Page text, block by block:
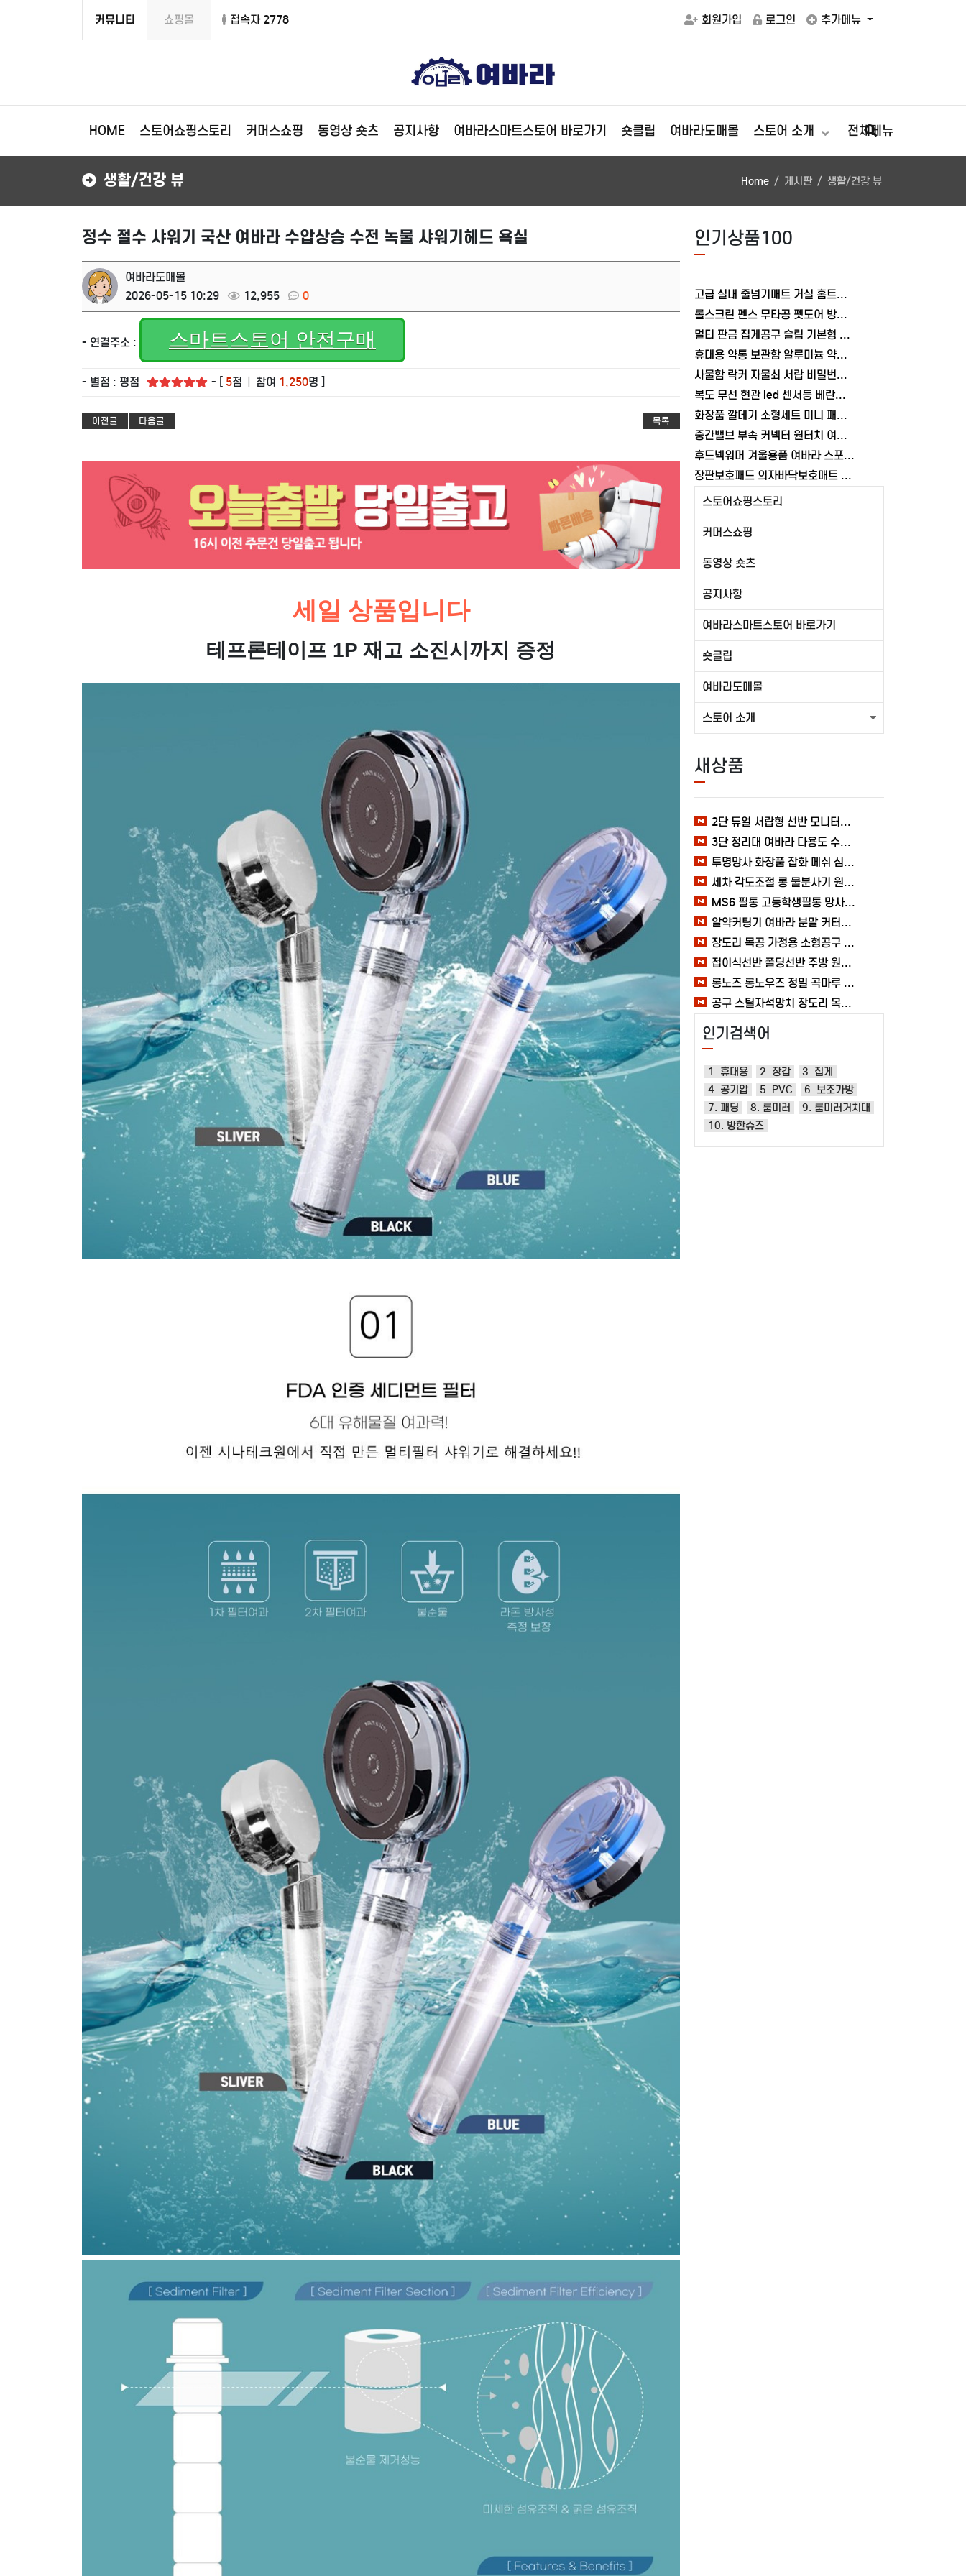
커뮤니티 쇼핑몰 접속자 2778 회원가입 로그인 추가메뉴
HOME 스토어쇼핑스토리 커머스쇼핑 동영상 숏츠 공지사항 여바라스마트스토어 바로가기 숏클립 여바라도매몰 스토어 소개 전체메뉴
생활/건강 뷰 Home 게시판 생활/건강 뷰
정수 절수 샤워기 국산 여바라 수압상승 수전 녹물 샤워기헤드 욕실
여바라도매몰
2026-05-15 10:29
12,955 0
- 연결주소 : 스마트스토어 안전구매
- 별점 : 평점 - [ 5점 참여 1,250명 ]
이전글 다음글 목록
세일 상품입니다
테프론테이프 1P 재고 소진시까지 증정
인기상품100
고급 실내 줄넘기매트 거실 홈트레이닝 스트레칭 패드 매트8mm 쿠션
롤스크린 펜스 무타공 펫도어 방문 출입문 안전문 강아지 고양이 울타리
멀티 판금 집게공구 슬립 기본형 너트 고정 조인트플라이어 기본형 볼트 여바라
휴대용 약통 보관함 알루미늄 약상자 구급함 가정용 상비약 응급키트 여바라
사물함 락커 자물쇠 서랍 비밀번호 여닫이 시건장금장치 창고 잠금장치 여바라
복도 무선 현관 led 센서등 베란다 계단 부착식 무드등 마그네틱 각도조절
화장품 깔데기 소형세트 미니 패트병 작은입구 깔대기 공병 스텐 소분용 여바라
중간밸브 부속 커넥터 원터치 여바라 어댑터 물호스 연결 호스 배관 잠금
후드넥워머 겨울용품 여바라 스포츠 넥워머 방한 캠핑 남자 바라클라바
장판보호패드 의자바닥보호매트 컴퓨터 반투명 90X140cm 여바라
스토어쇼핑스토리
커머스쇼핑
동영상 숏츠
공지사항
여바라스마트스토어 바로가기
숏클립
여바라도매몰
스토어 소개
새상품
2단 듀얼 서랍형 선반 모니터받침대 여바라 1000mm
3단 정리대 여바라 다용도 수납 C형 화장품정리함 욕실
투명망사 화장품 잡화 메쉬 심플 여바라 필통파우치
세차 각도조절 롱 물분사기 원예 여바라 스프레이건 분사기
MS6 필통 고등학생필통 망사 여바라 투명 다용도 메쉬 파우치
알약커팅기 여바라 분말 커터기 절단기 분쇄기 보관함 알약가위
장도리 목공 가정용 소형공구 캠핑 손망치 휴대용 미니망치 여바라
접이식선반 폴딩선반 주방 원터치 여바라 4단, 이동식 베란다 팬트리 72x34x126.5cm, 수납 블랙
롱노즈 롱노우즈 정밀 곡마루 공구용품 작업 케이블 조립 여바라 공예 전선
공구 스틸자석망치 장도리 목공 쇠망치 캠핑 목수 가정용 빠루 여바라
인기검색어
1. 휴대용 2. 장갑
3. 집게
4. 공기압
5. PVC
6. 보조가방
7. 패딩
8. 룸미러
9. 룸미러거치대
10. 방한슈즈